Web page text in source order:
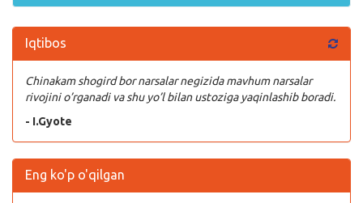
Iqtibos
Chinakam shogird bor narsalar negizida mavhum narsalar
rivojini o’rganadi va shu yo’l bilan ustoziga yaqinlashib boradi.
- I.Gyote
Eng ko'p o'qilgan